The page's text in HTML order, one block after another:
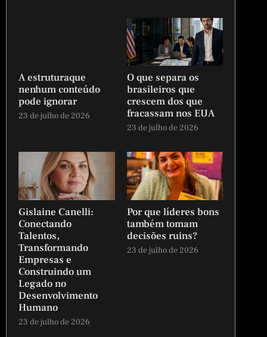
A estruturaque
nenhum conteúdo
pode ignorar
23 de julho de 2026
O que separa os
brasileiros que
crescem dos que
fracassam nos EUA
23 de julho de 2026
Gislaine Canelli:
Conectando
Talentos,
Transformando
Empresas e
Construindo um
Legado no
Desenvolvimento
Humano
23 de julho de 2026
Por que líderes bons
também tomam
decisões ruins?
23 de julho de 2026